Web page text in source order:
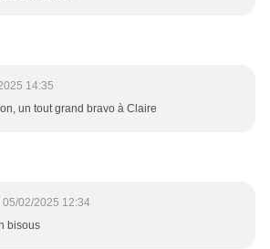
14:35
un tout grand bravo à Claire
05/02/2025 12:34
bisous